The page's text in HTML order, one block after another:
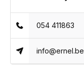
054 411863
info@ernel.be